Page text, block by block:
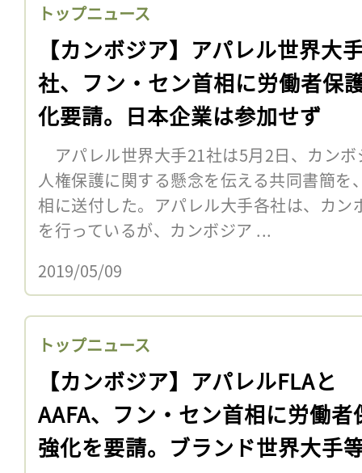
トップニュース
【カンボジア】アパレル世界大
社、フン・セン首相に労働者保
化要請。日本企業は参加せず
アパレル世界大手21社は5月2日、カン
人権保護に関する懸念を伝える共同書簡を
相に送付した。アパレル大手各社は、カ
を行っているが、カンボジア ...
2019/05/09
トップニュース
【カンボジア】アパレルFLAと
AAFA、フン・セン首相に労働者
強化を要請。ブランド世界大手